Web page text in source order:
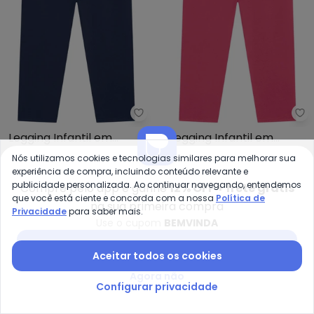
Marlan - Legging Infantil em
Legging Infantil em
Molecotton Felpado
(Azul)
MARLAN
R$ 22,47R$ 74,90
Legging Infantil em
Molecotton Felpado
(Rosa)
MARLAN
R$ 22,47R$ 74,90
-45%
-70%
Compre pelo app e ganhe12% OFF + frete grátis
na sua primeira compra
Nós utilizamos cookies e tecnologias similares para melhorar sua
experiência de compra, incluindo conteúdo relevante e
publicidade personalizada. Ao continuar navegando, entendemos
que você está ciente e concorda com a nossa Política de
Privacidadepara saber mais.
Aceitar todos os cookies
Configurar privacidade